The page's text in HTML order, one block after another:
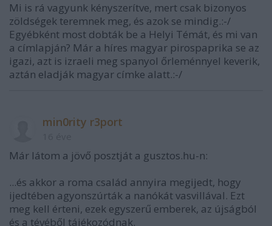
Mi is rá vagyunk kényszerítve, mert csak bizonyos
zöldségek teremnek meg, és azok se mindig.:-/
Egyébként most dobták be a Helyi Témát, és mi van
a címlapján? Már a híres magyar pirospaprika se az
igazi, azt is izraeli meg spanyol őrleménnyel keverik,
aztán eladják magyar címke alatt.:-/
min0rity r3port
Már látom a jövő posztját a gusztos.hu-n:
...és akkor a roma család annyira megijedt, hogy
ijedtében agyonszúrták a nanókát vasvillával. Ezt
meg kell érteni, ezek egyszerű emberek, az újságból
és a tévéből tájékozódnak.